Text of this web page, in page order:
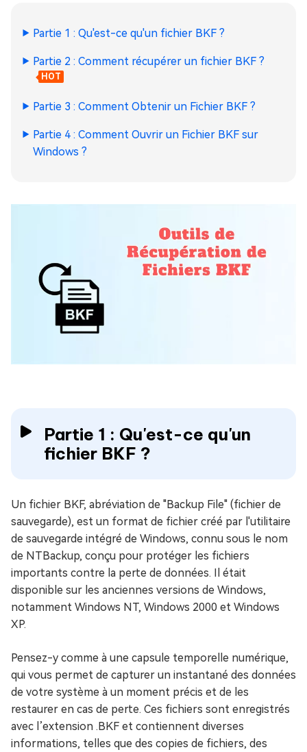
Partie 1 : Qu'est-ce qu'un fichier BKF ?
Partie 2 : Comment récupérer un fichier BKF ?
HOT
Partie 3 : Comment Obtenir un Fichier BKF ?
Partie 4 : Comment Ouvrir un Fichier BKF sur
Windows ?
Partie 1 : Qu'est-ce qu'un
fichier BKF ?
Un fichier BKF, abréviation de "Backup File" (fichier de
sauvegarde), est un format de fichier créé par l'utilitaire
de sauvegarde intégré de Windows, connu sous le nom
de NTBackup, conçu pour protéger les fichiers
importants contre la perte de données. Il était
disponible sur les anciennes versions de Windows,
notamment Windows NT, Windows 2000 et Windows
XP.
Pensez-y comme à une capsule temporelle numérique,
qui vous permet de capturer un instantané des données
de votre système à un moment précis et de les
restaurer en cas de perte. Ces fichiers sont enregistrés
avec l’extension .BKF et contiennent diverses
informations, telles que des copies de fichiers, des